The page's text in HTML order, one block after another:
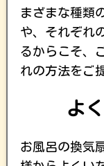
まざまな種類
や、それぞれ
るからこそ、
れの方法をご
よ
お風呂の換気